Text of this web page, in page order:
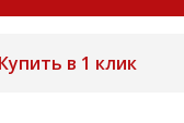
Купить в 1 клик